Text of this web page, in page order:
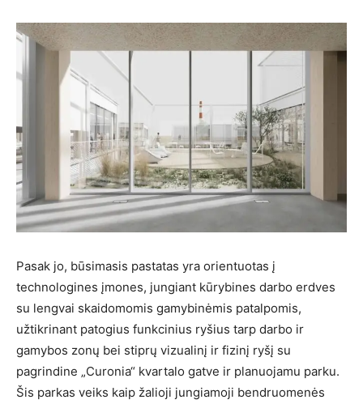
Pasak jo, būsimasis pastatas yra orientuotas į
technologines įmones, jungiant kūrybines darbo erdves
su lengvai skaidomomis gamybinėmis patalpomis,
užtikrinant patogius funkcinius ryšius tarp darbo ir
gamybos zonų bei stiprų vizualinį ir fizinį ryšį su
pagrindine „Curonia“ kvartalo gatve ir planuojamu parku.
Šis parkas veiks kaip žalioji jungiamoji bendruomenės